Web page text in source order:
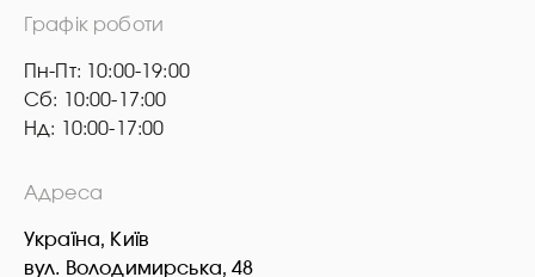
Графік роботи
Пн-Пт: 10:00-19:00
Сб: 10:00-17:00
Нд: 10:00-17:00
Адреса
Україна, Київ
вул. Володимирська, 48